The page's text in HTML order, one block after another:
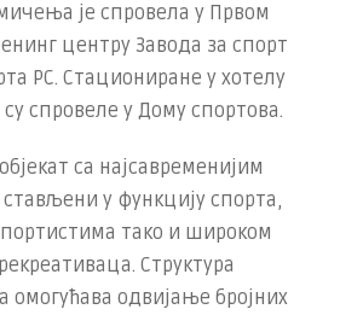
је спровела у Првом
центру Завода за спорт
РС. Стациониране у хотелу
спровеле у Дому спортова.
са најсавременијим
стављени у функцију спорта,
тако и широком
Структура
омогућава одвијање бројних